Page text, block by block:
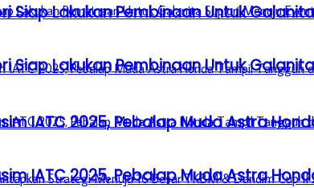
Siap Lakukan Pembinaan Untuk
IATC 2025, Pebalap Muda Astra
Siap Lakukan Pembinaan Untuk
IATC 2025, Pebalap Muda Astra